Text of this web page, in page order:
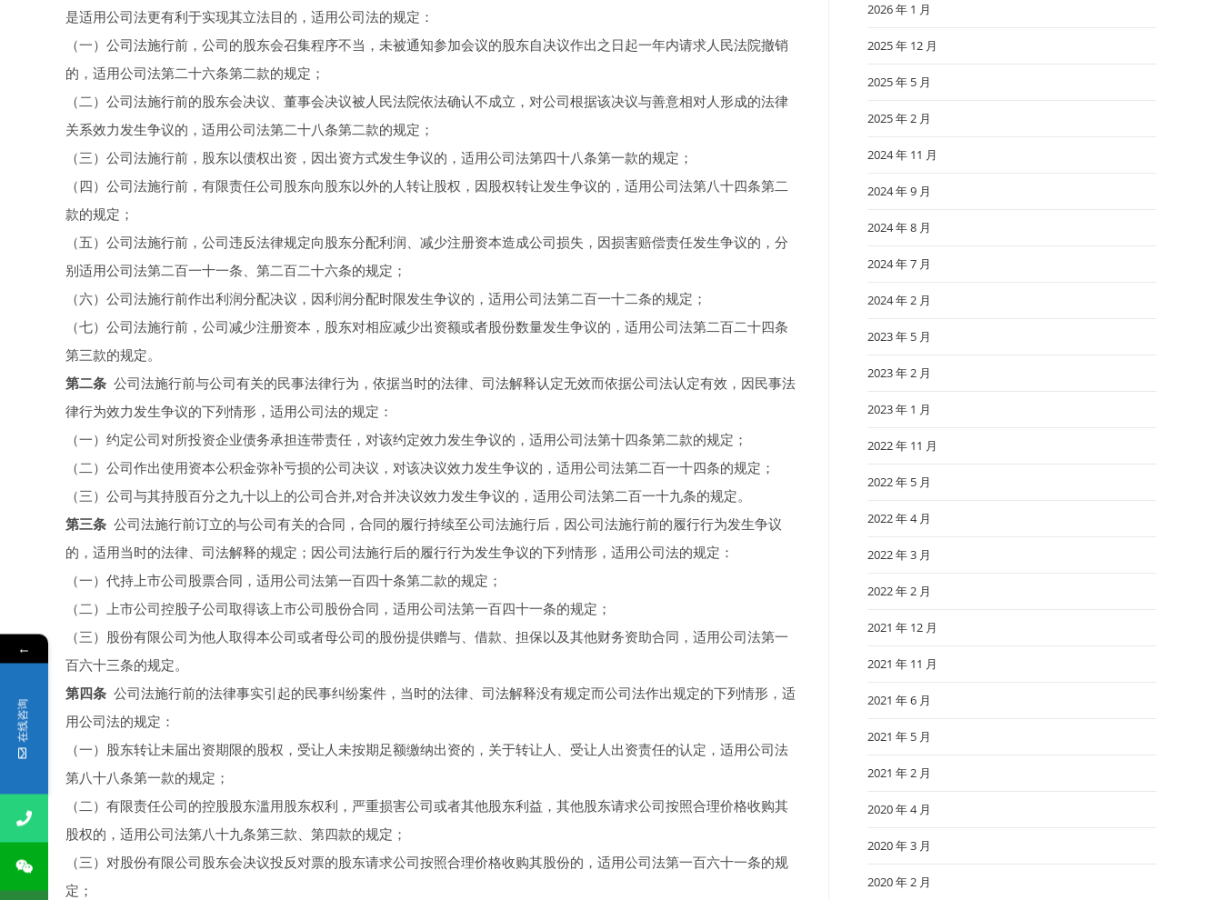
是适用公司法更有利于实现其立法目的，适用公司法的规定：
（一）公司法施行前，公司的股东会召集程序不当，未被通知参加会议的股东自决议作出之日起一年内请求人民法院撤销
的，适用公司法第二十六条第二款的规定；
（二）公司法施行前的股东会决议、董事会决议被人民法院依法确认不成立，对公司根据该决议与善意相对人形成的法律
关系效力发生争议的，适用公司法第二十八条第二款的规定；
（三）公司法施行前，股东以债权出资，因出资方式发生争议的，适用公司法第四十八条第一款的规定；
（四）公司法施行前，有限责任公司股东向股东以外的人转让股权，因股权转让发生争议的，适用公司法第八十四条第二
款的规定；
（五）公司法施行前，公司违反法律规定向股东分配利润、减少注册资本造成公司损失，因损害赔偿责任发生争议的，分
别适用公司法第二百一十一条、第二百二十六条的规定；
（六）公司法施行前作出利润分配决议，因利润分配时限发生争议的，适用公司法第二百一十二条的规定；
（七）公司法施行前，公司减少注册资本，股东对相应减少出资额或者股份数量发生争议的，适用公司法第二百二十四条
第三款的规定。
第二条 公司法施行前与公司有关的民事法律行为，依据当时的法律、司法解释认定无效而依据公司法认定有效，因民事法
律行为效力发生争议的下列情形，适用公司法的规定：
（一）约定公司对所投资企业债务承担连带责任，对该约定效力发生争议的，适用公司法第十四条第二款的规定；
（二）公司作出使用资本公积金弥补亏损的公司决议，对该决议效力发生争议的，适用公司法第二百一十四条的规定；
（三）公司与其持股百分之九十以上的公司合并,对合并决议效力发生争议的，适用公司法第二百一十九条的规定。
第三条 公司法施行前订立的与公司有关的合同，合同的履行持续至公司法施行后，因公司法施行前的履行行为发生争议
的，适用当时的法律、司法解释的规定；因公司法施行后的履行行为发生争议的下列情形，适用公司法的规定：
（一）代持上市公司股票合同，适用公司法第一百四十条第二款的规定；
（二）上市公司控股子公司取得该上市公司股份合同，适用公司法第一百四十一条的规定；
（三）股份有限公司为他人取得本公司或者母公司的股份提供赠与、借款、担保以及其他财务资助合同，适用公司法第一
百六十三条的规定。
第四条 公司法施行前的法律事实引起的民事纠纷案件，当时的法律、司法解释没有规定而公司法作出规定的下列情形，适
用公司法的规定：
（一）股东转让未届出资期限的股权，受让人未按期足额缴纳出资的，关于转让人、受让人出资责任的认定，适用公司法
第八十八条第一款的规定；
（二）有限责任公司的控股股东滥用股东权利，严重损害公司或者其他股东利益，其他股东请求公司按照合理价格收购其
股权的，适用公司法第八十九条第三款、第四款的规定；
（三）对股份有限公司股东会决议投反对票的股东请求公司按照合理价格收购其股份的，适用公司法第一百六十一条的规
定；
2026 年 1 月
2025 年 12 月
2025 年 5 月
2025 年 2 月
2024 年 11 月
2024 年 9 月
2024 年 8 月
2024 年 7 月
2024 年 2 月
2023 年 5 月
2023 年 2 月
2023 年 1 月
2022 年 11 月
2022 年 5 月
2022 年 4 月
2022 年 3 月
2022 年 2 月
2021 年 12 月
2021 年 11 月
2021 年 6 月
2021 年 5 月
2021 年 2 月
2020 年 4 月
2020 年 3 月
2020 年 2 月
←
在线咨询